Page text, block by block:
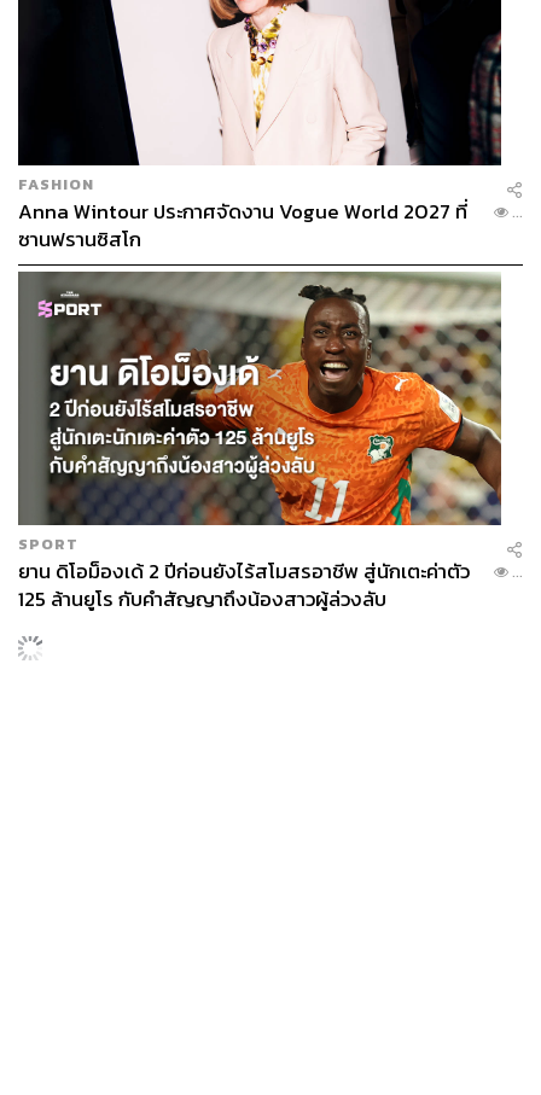
FASHION
Anna Wintour ประกาศจัดงาน Vogue World 2027 ที่
ซานฟรานซิสโก
...
SPORT
ยาน ดิโอม็องเด้ 2 ปีก่อนยังไร้สโมสรอาชีพ สู่นักเตะค่าตัว
125 ล้านยูโร กับคำสัญญาถึงน้องสาวผู้ล่วงลับ
...